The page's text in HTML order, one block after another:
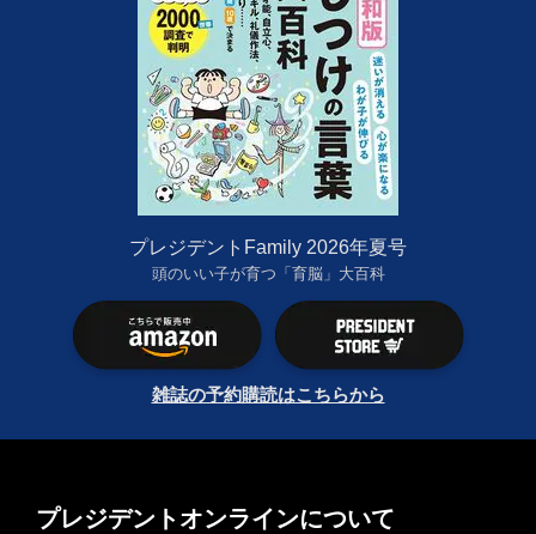
プレジデントFamily 2026年夏号
頭のいい子が育つ「育脳」大百科
雑誌の予約購読はこちらから
プレジデントオンラインについて